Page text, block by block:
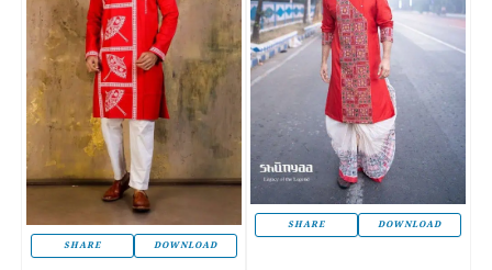
SHARE DOWNLOAD
SHARE DOWNLOAD